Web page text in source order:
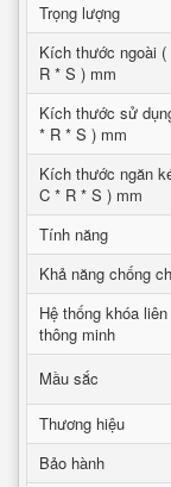
Trọng lượng
Kích thước ngoài (
R * S ) mm
Kích thước sử
* R * S ) mm
Kích thước ngăn
C * R * S ) mm
Tính năng
Khả năng chống
Hệ thống khóa
thông minh
Mầu sắc
Thương hiệu
Bảo hành